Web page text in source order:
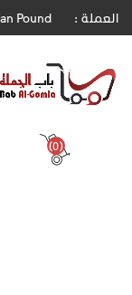
العملة :
(0)